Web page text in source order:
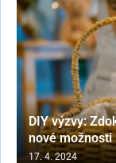
DIY výzvy:
nové možnosti
17. 4. 2024